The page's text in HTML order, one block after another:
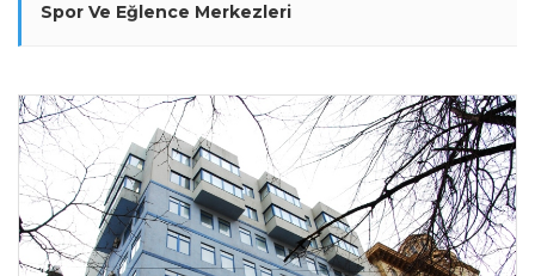
Spor Ve Eğlence Merkezleri